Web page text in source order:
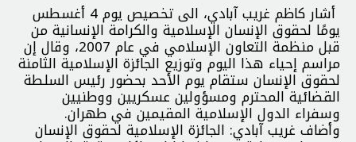
أشار كاظم غريب آبادي، الى تخصيص يوم 4 أغسطس
يومًا لحقوق الإنسان الإسلامية والكرامة الإنسانية من
قبل منظمة التعاون الإسلامي في عام 2007، وقال إن
مراسم إحياء هذا اليوم وتوزيع الجائزة الإسلامية الثامنة
لحقوق الإنسان ستقام يوم الأحد بحضور رئيس السلطة
القضائية المحترم ومسؤولين عسكريين ووطنيين
وسفراء الدول الإسلامية المقيمين في طهران.
وأضاف غريب آبادي: الجائزة الإسلامية لحقوق الإنسان